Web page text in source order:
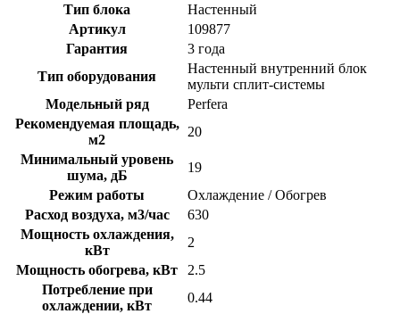
Тип блока
Настенный
Артикул
109877
Гарантия
3 года
Тип оборудования
Настенный внутренний блок
мульти сплит-системы
Модельный ряд
Perfera
Рекомендуемая площадь,
м2
20
Минимальный уровень
шума, дБ
19
Режим работы
Охлаждение / Обогрев
Расход воздуха, м3/час
630
Мощность охлаждения,
кВт
2
Мощность обогрева, кВт
2.5
Потребление при
охлаждении, кВт
0.44